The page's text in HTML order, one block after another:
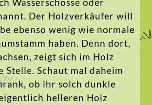
Wasserschosse oder
Der Holzverkäufer will
ebenso wenig wie normale
haben. Denn dort,
zeigt sich im Holz
Stelle. Schaut mal daheim
ob ihr solch dunkle
helleren Holz